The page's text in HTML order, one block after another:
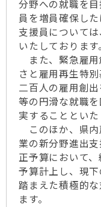
分野への就職を
員を増員確保し
支援員について
いたしております。
また、緊急雇用
さと雇用再生特
二百人の雇用創
等の円滑な就職
実することといた
このほか、県内
業の新分野進出
正予算において
予算計上し、現
踏まえた積極的
ます。